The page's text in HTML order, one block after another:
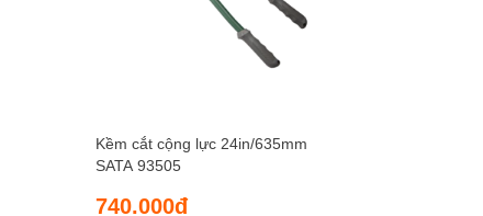
Kềm cắt cộng lực 24in/635mm
SATA 93505
740.000đ